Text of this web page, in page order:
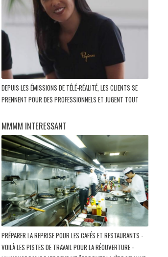
DEPUIS LES ÉMISSIONS DE TÉLÉ-RÉALITÉ, LES CLIENTS SE
PRENNENT POUR DES PROFESSIONNELS ET JUGENT TOUT
MMMM INTERESSANT
PRÉPARER LA REPRISE POUR LES CAFÉS ET RESTAURANTS -
VOILÀ LES PISTES DE TRAVAIL POUR LA RÉOUVERTURE -